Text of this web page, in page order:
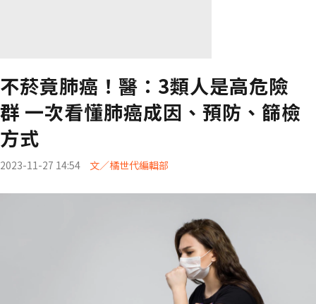
不菸竟肺癌！醫：3類人是高危險
群 一次看懂肺癌成因、預防、篩檢
方式
2023-11-27 14:54 文／橘世代編輯部